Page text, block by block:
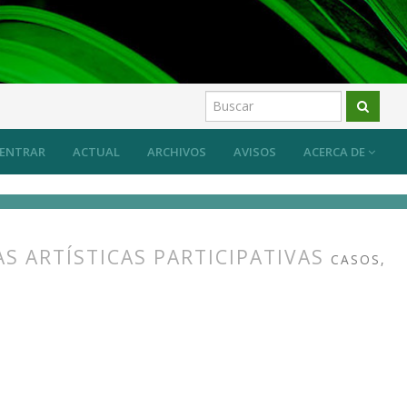
ACTUAL ARCHIVOS AVISOS ACERCA DE
ENTRAR
ARTÍSTICAS PARTICIPATIVAS CASOS,